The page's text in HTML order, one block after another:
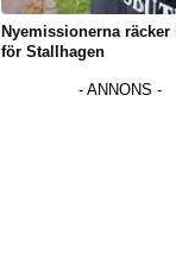
Nyemissionerna räcker
för Stallhagen